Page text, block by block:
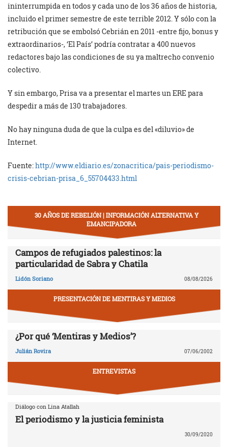
ininterrumpida en todos y cada uno de los 36 años de historia,
incluido el primer semestre de este terrible 2012. Y sólo con la
retribución que se embolsó Cebrián en 2011 -entre fijo, bonus y
extraordinarios-, ‘El País’ podría contratar a 400 nuevos
redactores bajo las condiciones de su ya maltrecho convenio
colectivo.
Y sin embargo, Prisa va a presentar el martes un ERE para
despedir a más de 130 trabajadores.
No hay ninguna duda de que la culpa es del «diluvio» de
Internet.
Fuente:http://www.eldiario.es/zonacritica/pais-periodismo-
crisis-cebrian-prisa_6_55704433.html
30 AÑOS DE REBELIÓN | INFORMACIÓN ALTERNATIVA Y
EMANCIPADORA
Campos de refugiados palestinos: la
particularidad de Sabra y Chatila
Lidón Soriano 08/08/2026
PRESENTACIÓN DE MENTIRAS Y MEDIOS
¿Por qué ‘Mentiras y Medios’?
Julián Rovira 07/06/2002
ENTREVISTAS
Diálogo con Lina Atallah
El periodismo y la justicia feminista
30/09/2020